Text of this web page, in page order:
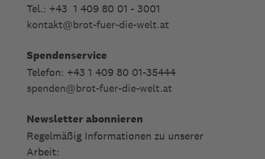
Tel.: +43 1 409 80 01 - 3001
kontakt@brot-fuer-die-welt.at
Spendenservice
Telefon: +43 1 409 80 01-35444
spenden@brot-fuer-die-welt.at
Newsletter abonnieren
Regelmäßig Informationen zu unserer
Arbeit: